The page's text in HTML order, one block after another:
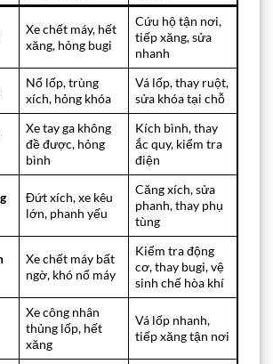
Xe chết máy, hết
xăng, hỏng bugi
Cứu hộ tận nơi,
tiếp xăng, sửa
nhanh
Nổ lốp, trùng
xích, hỏng khóa
Vá lốp, thay ruột,
sửa khóa tại chỗ
Xe tay ga không
đề được, hỏng
bình
Kích bình, thay
ắc quy, kiểm tra
điện
Đứt xích, xe kêu
lớn, phanh yếu
Căng xích, sửa
phanh, thay phụ
tùng
Xe chết máy bất
ngờ, khó nổ máy
Kiểm tra động
cơ, thay bugi, vệ
sinh chế hòa khí
Xe công nhân
thủng lốp, hết
xăng
Vá lốp nhanh,
tiếp xăng tận nơi